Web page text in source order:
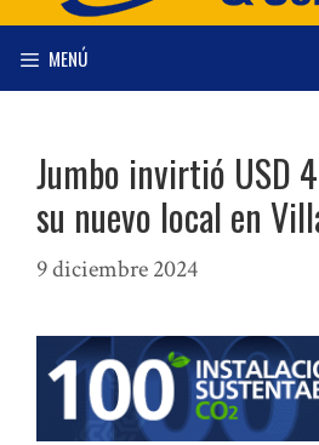
MENÚ
Jumbo invirtió USD
su nuevo local en
9 diciembre 2024